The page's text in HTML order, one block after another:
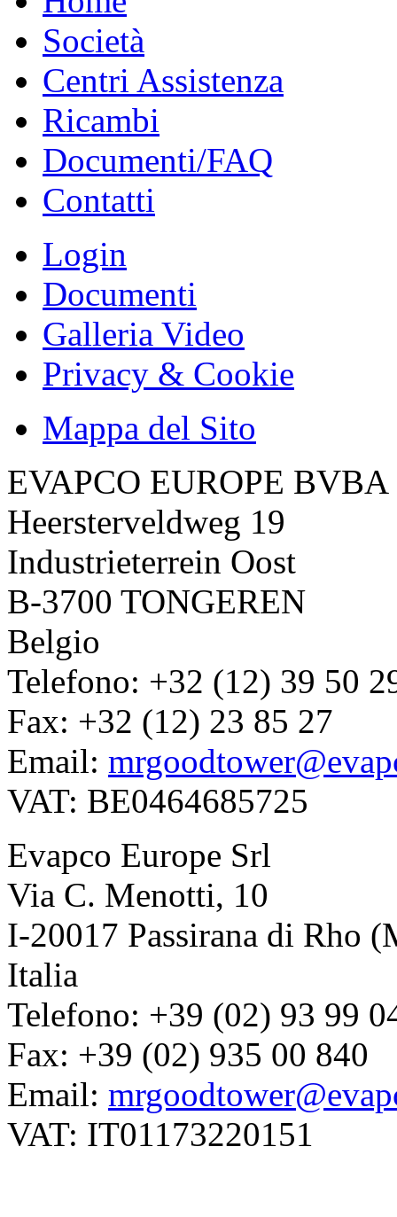
Società
Centri Assistenza
Ricambi
Documenti/FAQ
Contatti
Login
Documenti
Galleria Video
Privacy & Cookie
Mappa del Sito
EVAPCO EUROPE BVBA
Heersterveldweg 19
Industrieterrein Oost
B-3700 TONGEREN
Belgio
Telefono: +32 (12) 39 50
Fax: +32 (12) 23 85 27
Email:
VAT: BE0464685725
Evapco Europe Srl
Via C. Menotti, 10
I-20017 Passirana di Rho
Italia
Telefono: +39 (02) 93 99
Fax: +39 (02) 935 00 840
Email:
VAT: IT01173220151